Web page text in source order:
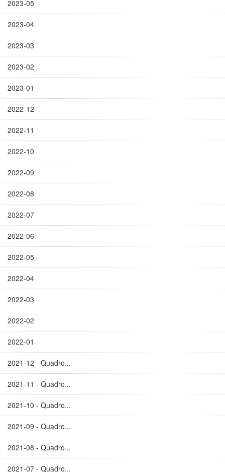
2023-05
2023-04
2023-03
2023-02
2023-01
2022-12
2022-11
2022-10
2022-09
2022-08
2022-07
2022-06
2022-05
2022-04
2022-03
2022-02
2022-01
2021-12 - Quadro...
2021-11 - Quadro...
2021-10 - Quadro...
2021-09 - Quadro...
2021-08 - Quadro...
2021-07 - Quadro...